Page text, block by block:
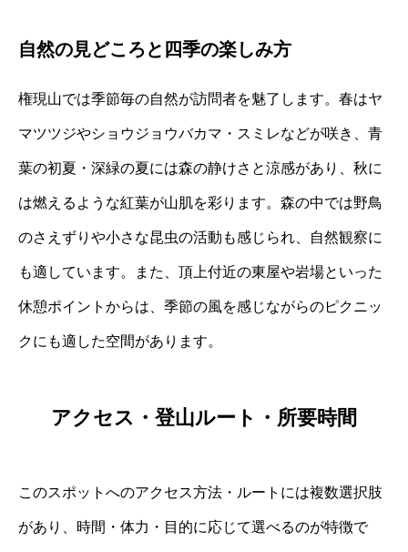
自然の見どころと四季の楽しみ方
権現山では季節毎の自然が訪問者を魅了します。春はヤ
マツツジやショウジョウバカマ・スミレなどが咲き、青
葉の初夏・深緑の夏には森の静けさと涼感があり、秋に
は燃えるような紅葉が山肌を彩ります。森の中では野鳥
のさえずりや小さな昆虫の活動も感じられ、自然観察に
も適しています。また、頂上付近の東屋や岩場といった
休憩ポイントからは、季節の風を感じながらのピクニッ
クにも適した空間があります。
アクセス・登山ルート・所要時間
このスポットへのアクセス方法・ルートには複数選択肢
があり、時間・体力・目的に応じて選べるのが特徴で